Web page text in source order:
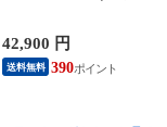
010
42,900 円
送料無料 390